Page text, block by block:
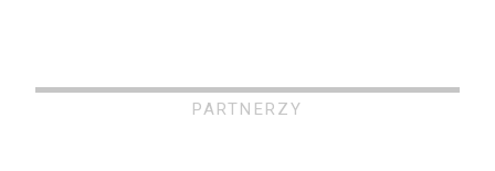
PARTNERZY